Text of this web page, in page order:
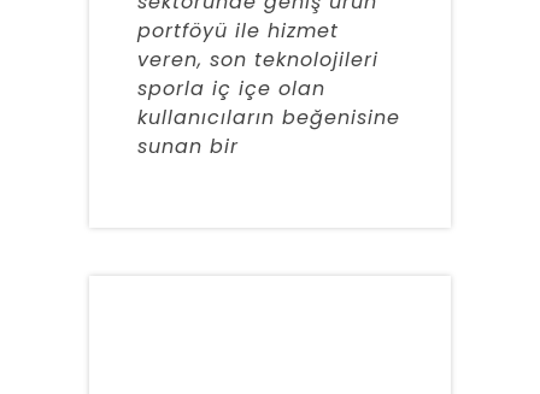
portföyü ile hizmet
veren, son teknolojileri
sporla iç içe olan
kullanıcıların beğenisine
sunan bir